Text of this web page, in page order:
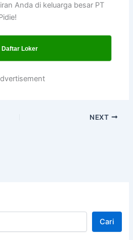
Anda di keluarga besar PT
Daftar Loker
NEXT
Cari